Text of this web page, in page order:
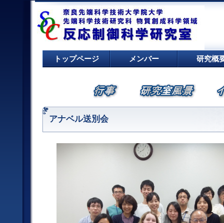
アナベル送別会
トップページ メンバー 研究概